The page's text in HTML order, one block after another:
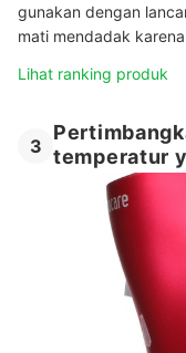
gunakan dengan
mati mendadak
Lihat ranking produk
3 temperatur